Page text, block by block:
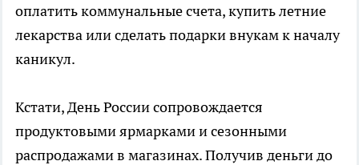
оплатить коммунальные счета, купить летние
лекарства или сделать подарки внукам к началу
каникул.
Кстати, День России сопровождается
продуктовыми ярмарками и сезонными
распродажами в магазинах. Получив деньги до